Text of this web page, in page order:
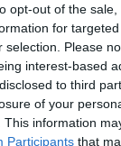
opt-out of the
for
selection. Please
interest-based
to third
of your
This information
Participants that
δυνάμεις
ανέφερε
στο
υπό
και